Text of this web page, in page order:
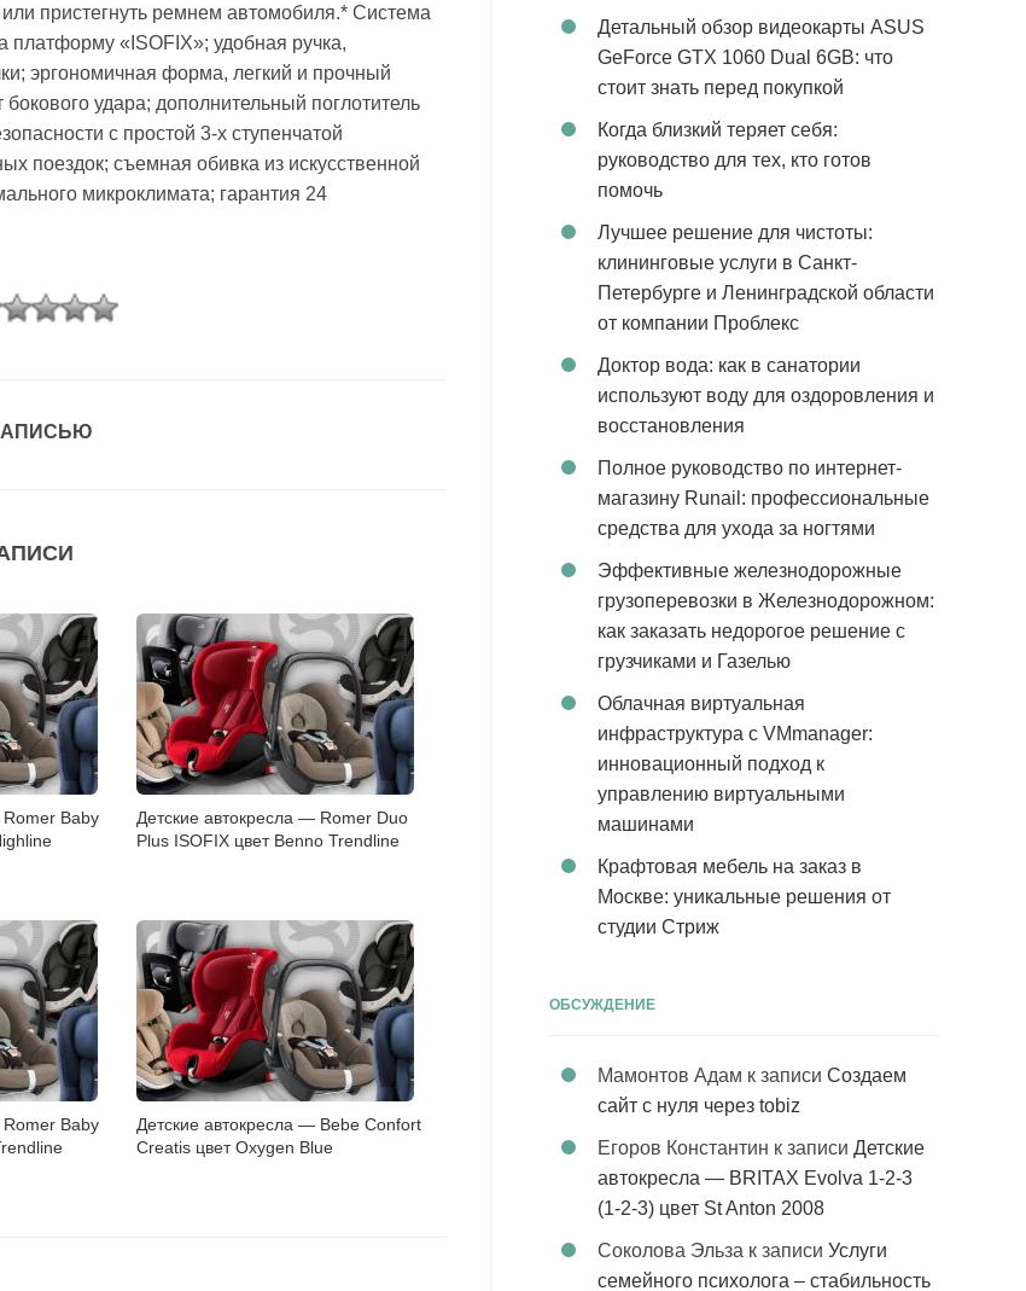
пристегнуть ремнем автомобиля.* Система
платформу «ISOFIX»; удобная ручка,
эргономичная форма, легкий и прочный
удара; дополнительный поглотитель
с простой 3-х ступенчатой
поездок; съемная обивка из искусственной
микроклимата; гарантия 24
Baby
Детские автокресла — Romer Duo
Plus ISOFIX цвет Benno Trendline
Baby
Детские автокресла — Bebe Confort
Creatis цвет Oxygen Blue
Детальный обзор видеокарты ASUS
GeForce GTX 1060 Dual 6GB: что
стоит знать перед покупкой
Когда близкий теряет себя:
руководство для тех, кто готов
помочь
Лучшее решение для чистоты:
клининговые услуги в Санкт-
Петербурге и Ленинградской области
от компании Проблекс
Доктор вода: как в санатории
используют воду для оздоровления и
восстановления
Полное руководство по интернет-
магазину Runail: профессиональные
средства для ухода за ногтями
Эффективные железнодорожные
грузоперевозки в Железнодорожном:
как заказать недорогое решение с
грузчиками и Газелью
Облачная виртуальная
инфраструктура с VMmanager:
инновационный подход к
управлению виртуальными
машинами
Крафтовая мебель на заказ в
Москве: уникальные решения от
студии Стриж
ОБСУЖДЕНИЕ
Мамонтов Адам к записи Создаем
сайт с нуля через tobiz
Егоров Константин к записи Детские
автокресла — BRITAX Evolva 1-2-3
(1-2-3) цвет St Anton 2008
Соколова Эльза к записи Услуги
семейного психолога – стабильность